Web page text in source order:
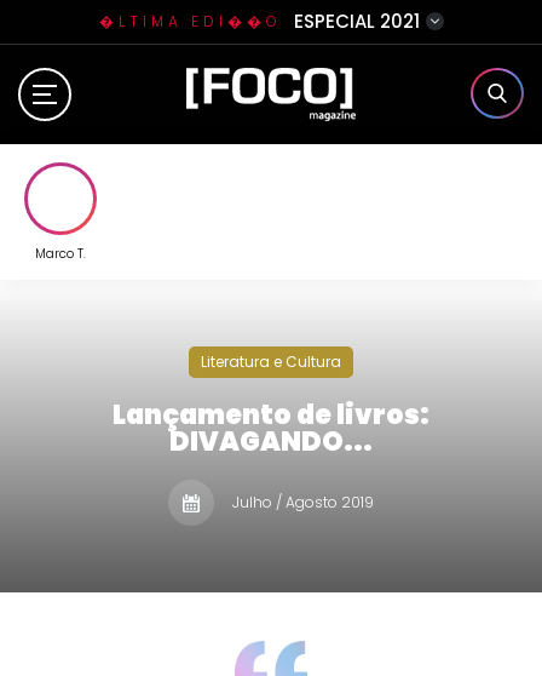
�LTIMA EDI��O ESPECIAL 2021
Home
Contato
Marco T.
Literatura e Cultura
Lançamento de livros:
DIVAGANDO...
Julho / Agosto 2019